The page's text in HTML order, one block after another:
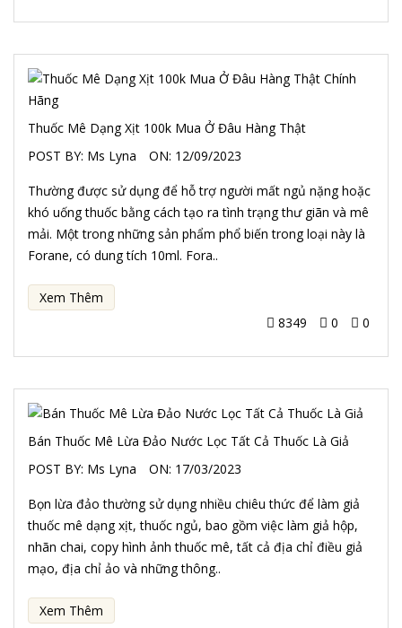
Thuốc Mê Dạng Xịt 100k Mua Ở Đâu Hàng Thật
POST BY: Ms Lyna ON: 12/09/2023
Thường được sử dụng để hỗ trợ người mất ngủ nặng hoặc
khó uống thuốc bằng cách tạo ra tình trạng thư giãn và mê
mải. Một trong những sản phẩm phổ biến trong loại này là
Forane, có dung tích 10ml. Fora..
Xem Thêm
8349
0 0
Bán Thuốc Mê Lừa Đảo Nước Lọc Tất Cả Thuốc Là Giả
POST BY: Ms Lyna ON: 17/03/2023
Bọn lừa đảo thường sử dụng nhiều chiêu thức để làm giả
thuốc mê dạng xịt, thuốc ngủ, bao gồm việc làm giả hộp,
nhãn chai, copy hình ảnh thuốc mê, tất cả địa chỉ điều giả
mạo, địa chỉ ảo và những thông..
Xem Thêm